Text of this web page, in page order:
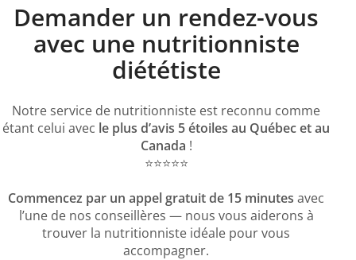
Demander un rendez-vous
avec une nutritionniste
diététiste
Notre service de nutritionniste est reconnu comme
étant celui avec le plus d’avis 5 étoiles au Québec et au
Canada !
⭐️⭐️⭐️⭐️⭐️
Commencez par un appel gratuit de 15 minutes avec
l’une de nos conseillères — nous vous aiderons à
trouver la nutritionniste idéale pour vous
accompagner.